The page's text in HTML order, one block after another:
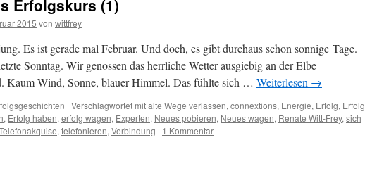
Erfolgskurs (1)
2015 von wittfrey
Es ist gerade mal Februar. Und doch, es gibt durchaus schon sonnige Tage.
Sonntag. Wir genossen das herrliche Wetter ausgiebig an der Elbe
Kaum Wind, Sonne, blauer Himmel. Das fühlte sich … Weiterlesen →
| Verschlagwortet mitalte Wege verlassen, connextions, Energie, Erfolg, Erfolg
, Erfolg haben, erfolg wagen, Experten, Neues pobieren, Neues wagen, Renate Witt-Frey, sich
, telefonieren, Verbindung | 1 Kommentar